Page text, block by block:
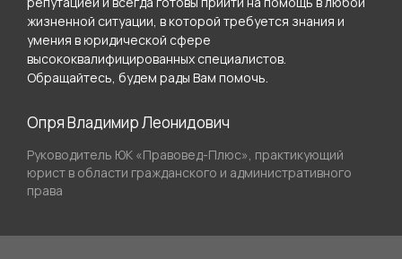
жизненной ситуации, в которой требуется знания и
умения в юридической сфере
высококвалифицированных специалистов.
Обращайтесь, будем рады Вам помочь.
Опря Владимир Леонидович
Руководитель ЮК «Правовед-Плюс», практикующий
юрист в области гражданского и административного
права